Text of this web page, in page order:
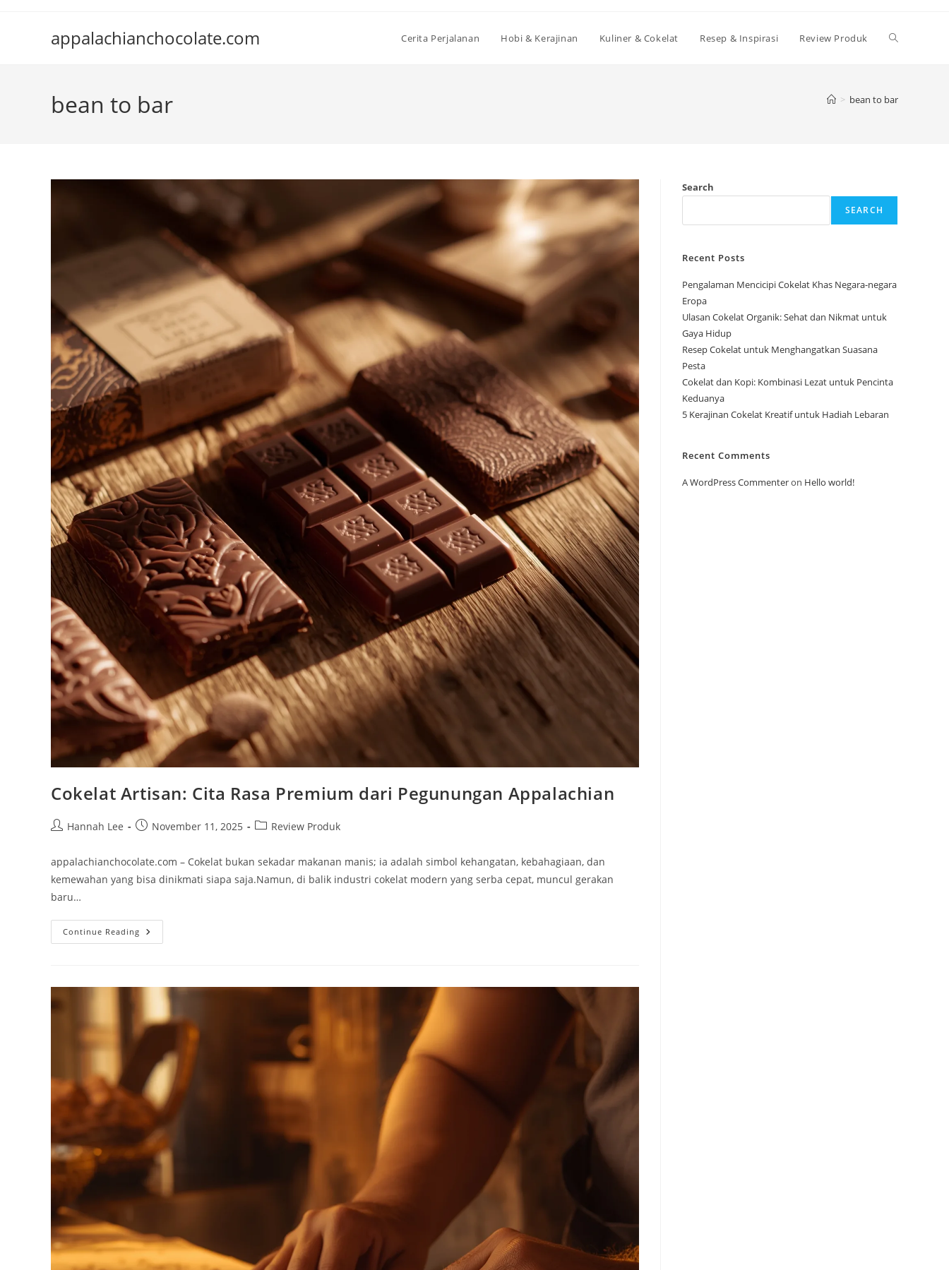
appalachianchocolate.com Cerita Perjalanan Hobi & Kerajinan Kuliner & Cokelat Resep & Inspirasi Review Produk Toggle
bean to bar > bean to bar
Cokelat Artisan: Cita Rasa Premium dari Pegunungan Appalachian
PostHannah Lee
PostNovember 11, 2025
PostReview Produk
appalachianchocolate.com – Cokelat bukan sekadar makanan manis; ia adalah simbol kehangatan, kebahagiaan, dan
kemewahan yang bisa dinikmati siapa saja.Namun, di balik industri cokelat modern yang serba cepat, muncul gerakan
baru…
Continue Reading Cokelat
Artisan:
Pegunungan
Appalachian
Search
SEARCH
Recent Posts
Pengalaman Mencicipi Cokelat Khas Negara-negara
Eropa
Ulasan Cokelat Organik: Sehat dan Nikmat untuk
Gaya Hidup
Resep Cokelat untuk Menghangatkan Suasana
Pesta
Cokelat dan Kopi: Kombinasi Lezat untuk Pencinta
Keduanya
5 Kerajinan Cokelat Kreatif untuk Hadiah Lebaran
Recent Comments
A WordPress Commenteron Hello world!